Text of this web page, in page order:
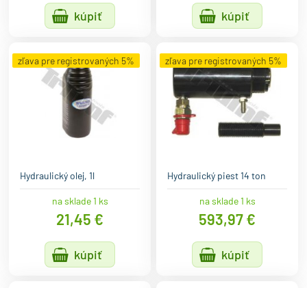
kúpiť kúpiť
zľava pre registrovaných 5%
Hydraulický olej, 1l
na sklade 1 ks
21,45 €
kúpiť
zľava pre registrovaných 5%
Hydraulický piest 14 ton
na sklade 1 ks
593,97 €
kúpiť